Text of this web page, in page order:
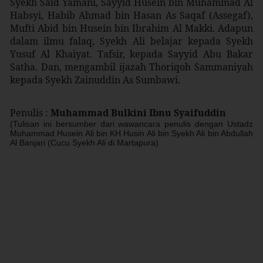
Habsyi, Habib Ahmad bin Hasan As Saqaf (Assegaf),
Mufti Abid bin Husein bin Ibrahim Al Makki. Adapun
dalam ilmu falaq, Syekh Ali belajar kepada Syekh
Yusuf Al Khaiyat. Tafsir, kepada Sayyid Abu Bakar
Satha. Dan, mengambil ijazah Thoriqoh Sammaniyah
kepada Syekh Zainuddin As Sumbawi.
Penulis : Muhammad Bulkini Ibnu Syaifuddin
(Tulisan ini bersumber dari wawancara penulis dengan Ustadz
Muhammad Husein Ali bin KH Husin Ali bin Syekh Ali bin Abdullah
Al Banjari (Cucu Syekh Ali di Martapura)